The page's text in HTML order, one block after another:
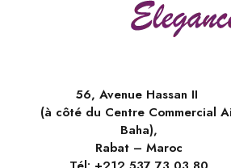
56, Avenue Hassan II
(à côté du Centre Commercial
Baha),
Rabat – Maroc